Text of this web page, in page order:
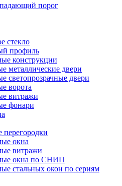
порог
стекло
профиль
конструкции
металлические двери
светопрозрачные двери
ворота
витражи
фонари
перегородки
окна
витражи
окна по СНИП
стальных окон по сериям